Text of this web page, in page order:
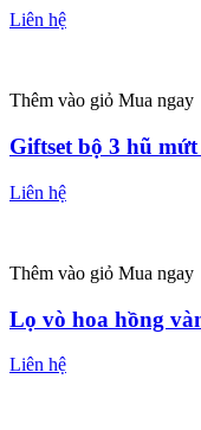
Liên hệ
Thêm vào giỏ Mua ngay
Giftset bộ 3 hũ
Liên hệ
Thêm vào giỏ Mua ngay
Lọ vò hoa hồng
Liên hệ